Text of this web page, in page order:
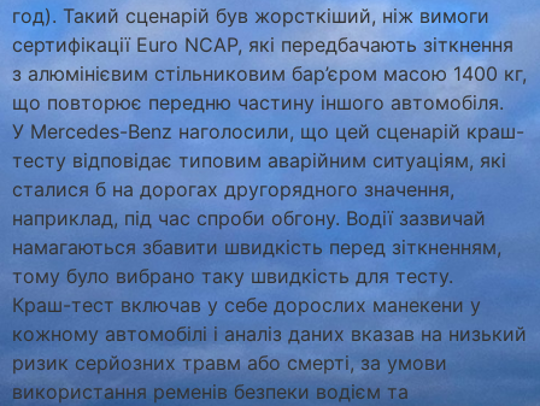
год). Такий сценарій був жорсткіший, ніж вимоги
сертифікації Euro NCAP, які передбачають зіткнення
з алюмінієвим стільниковим бар’єром масою 1400 кг,
що повторює передню частину іншого автомобіля.
У Mercedes-Benz наголосили, що цей сценарій краш-
тесту відповідає типовим аварійним ситуаціям, які
сталися б на дорогах другорядного значення,
наприклад, під час спроби обгону. Водії зазвичай
намагаються збавити швидкість перед зіткненням,
тому було вибрано таку швидкість для тесту.
Краш-тест включав у себе дорослих манекени у
кожному автомобілі і аналіз даних вказав на низький
ризик серйозних травм або смерті, за умови
використання ременів безпеки водієм та